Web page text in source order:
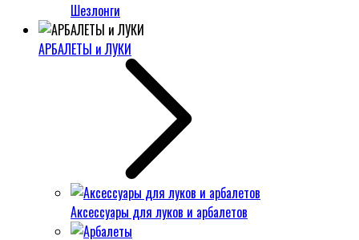
Шезлонги
АРБАЛЕТЫ и ЛУКИ
Аксессуары для луков и арбалетов